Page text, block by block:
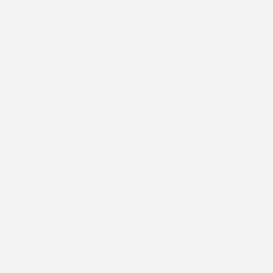
скрытая подсветка, нестандартная рама или изготовление